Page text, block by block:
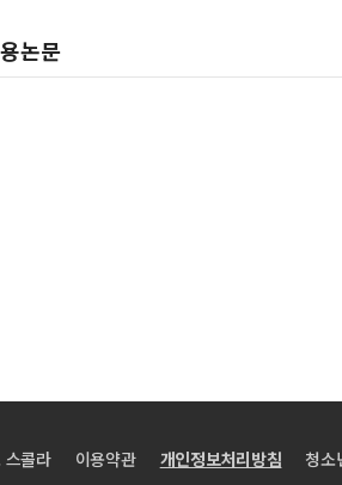
문] 제158회 〈잇단경찰부실대응사건 최초 연
릴레이] 누가 대통령이 되더라도
논문
스콜라 이용약관 개인정보처리방침
청소